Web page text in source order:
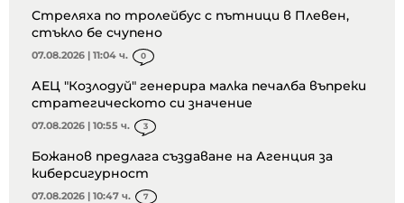
Стреляха по тролейбус с пътници в Плевен,
стъкло бе счупено
07.08.2026 | 11:04 ч. 0
АЕЦ "Козлодуй" генерира малка печалба въпреки
стратегическото си значение
07.08.2026 | 10:55 ч. 3
Божанов предлага създаване на Агенция за
киберсигурност
07.08.2026 | 10:47 ч. 7